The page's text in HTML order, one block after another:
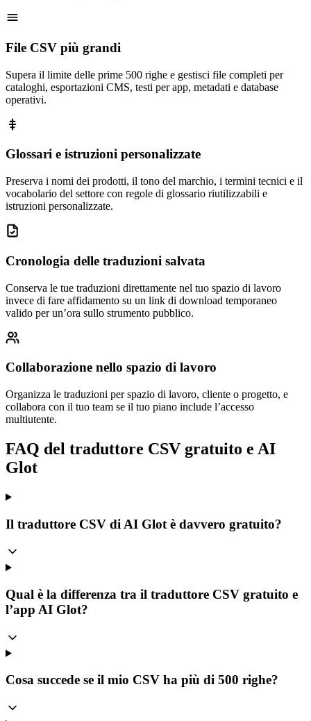
File CSV più grandi
Supera il limite delle prime 500 righe e gestisci file completi per
cataloghi, esportazioni CMS, testi per app, metadati e database
operativi.
Glossari e istruzioni personalizzate
Preserva i nomi dei prodotti, il tono del marchio, i termini tecnici e il
vocabolario del settore con regole di glossario riutilizzabili e
istruzioni personalizzate.
Cronologia delle traduzioni salvata
Conserva le tue traduzioni direttamente nel tuo spazio di lavoro
invece di fare affidamento su un link di download temporaneo
valido per un’ora sullo strumento pubblico.
Collaborazione nello spazio di lavoro
Organizza le traduzioni per spazio di lavoro, cliente o progetto, e
collabora con il tuo team se il tuo piano include l’accesso
multiutente.
FAQ del traduttore CSV gratuito e AI
Glot
Il traduttore CSV di AI Glot è davvero gratuito?
Qual è la differenza tra il traduttore CSV gratuito e
l’app AI Glot?
Cosa succede se il mio CSV ha più di 500 righe?